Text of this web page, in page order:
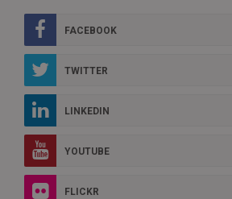
FACEBOOK
TWITTER
LINKEDIN
YOUTUBE
FLICKR